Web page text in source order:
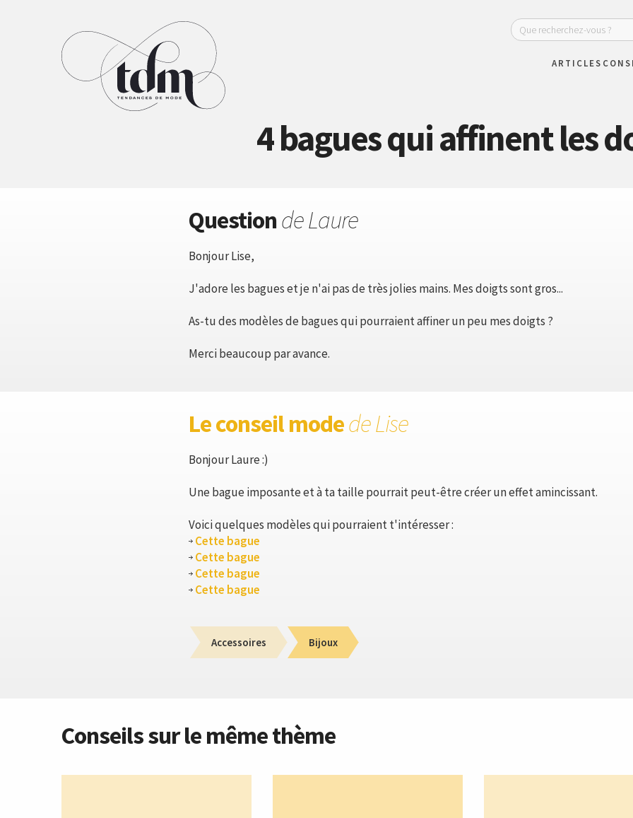
ARTICLES
4 bagues qui affinent les
Questionde Laure
Bonjour Lise,
J'adore les bagues et je n'ai pas de très jolies mains. Mes doigts sont gros...
As-tu des modèles de bagues qui pourraient affiner un peu mes doigts ?
Merci beaucoup par avance.
Le conseil modede Lise
Bonjour Laure :)
Une bague imposante et à ta taille pourrait peut-être créer un effet amincissant.
Voici quelques modèles qui pourraient t'intéresser :
Cette bague
Cette bague
Cette bague
Cette bague
Accessoires Bijoux
Conseils sur le même thème